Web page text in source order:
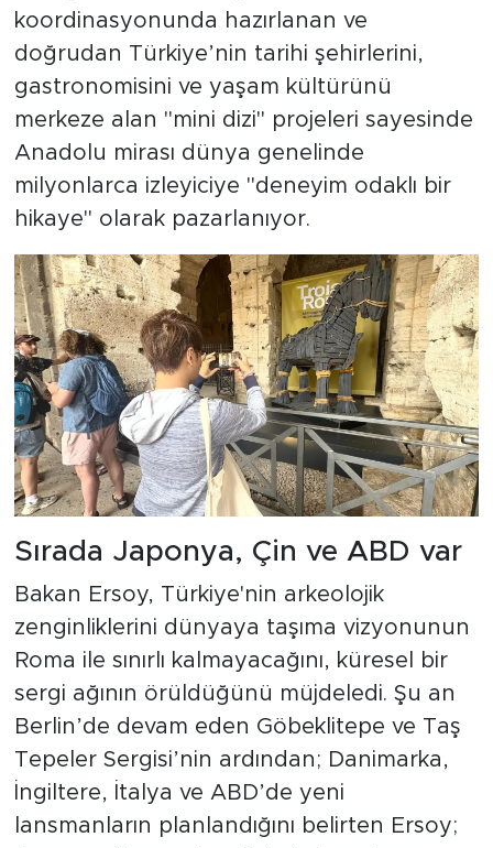
koordinasyonunda hazırlanan ve
doğrudan Türkiye’nin tarihi şehirlerini,
gastronomisini ve yaşam kültürünü
merkeze alan "mini dizi" projeleri sayesinde
Anadolu mirası dünya genelinde
milyonlarca izleyiciye "deneyim odaklı bir
hikaye" olarak pazarlanıyor.
Sırada Japonya, Çin ve ABD var
Bakan Ersoy, Türkiye'nin arkeolojik
zenginliklerini dünyaya taşıma vizyonunun
Roma ile sınırlı kalmayacağını, küresel bir
sergi ağının örüldüğünü müjdeledi. Şu an
Berlin’de devam eden Göbeklitepe ve Taş
Tepeler Sergisi’nin ardından; Danimarka,
İngiltere, İtalya ve ABD’de yeni
lansmanların planlandığını belirten Ersoy;